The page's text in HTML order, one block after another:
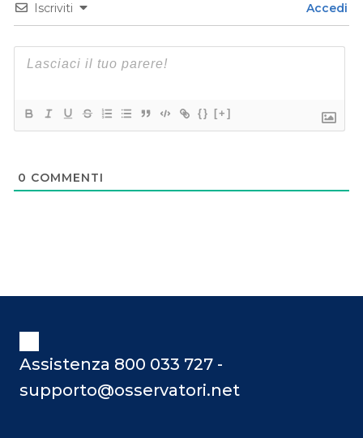
Iscriviti Accedi
{} [+]
0 COMMENTI
Assistenza 800 033 727 -
supporto@osservatori.net